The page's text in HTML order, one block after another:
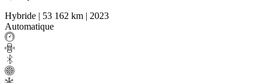
Hybride | 53 162 km | 2023
Automatique